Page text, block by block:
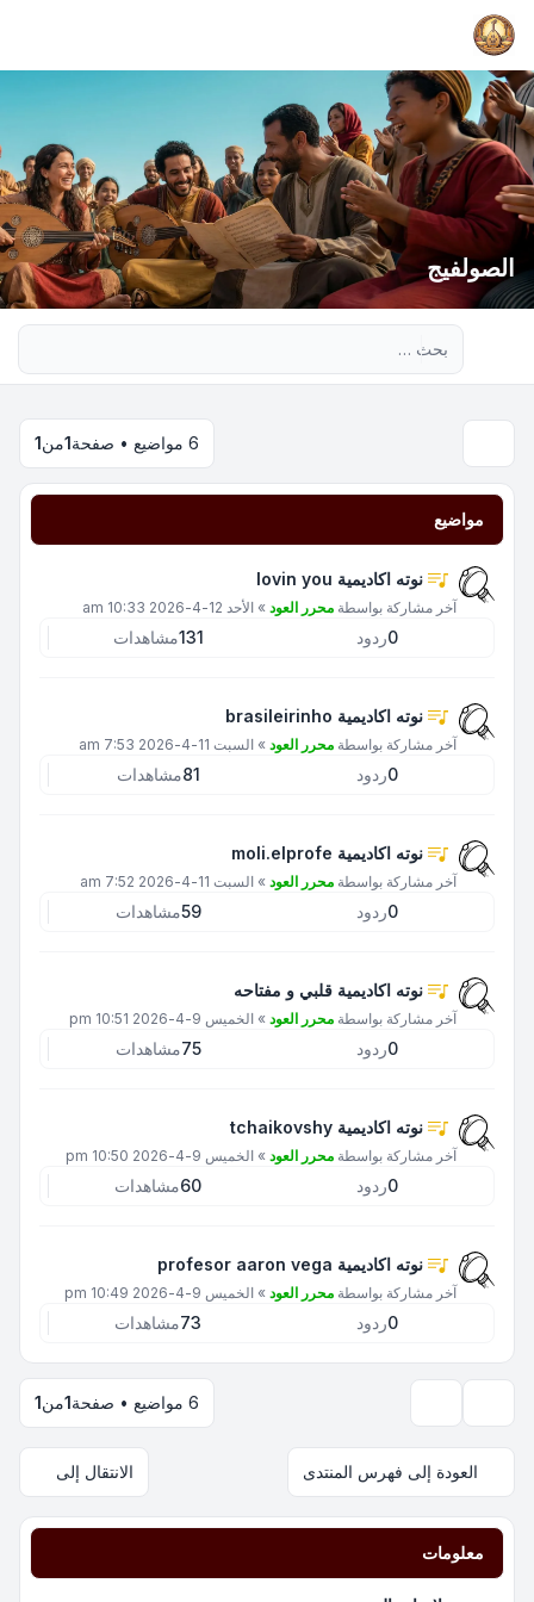
الصولفيج
6 مواضيع • صفحة 1من1
مواضيع
نوته اكاديمية lovin you
آخر مشاركة بواسطة محرر العود » الأحد 12-4-2026 10:33 am
0ردود 131مشاهدات
نوته اكاديمية brasileirinho
آخر مشاركة بواسطة محرر العود » السبت 11-4-2026 7:53 am
0ردود 81مشاهدات
نوته اكاديمية moli.elprofe
آخر مشاركة بواسطة محرر العود » السبت 11-4-2026 7:52 am
0ردود 59مشاهدات
نوته اكاديمية قلبي و مفتاحه
آخر مشاركة بواسطة محرر العود » الخميس 9-4-2026 10:51 pm
0ردود 75مشاهدات
نوته اكاديمية tchaikovshy
آخر مشاركة بواسطة محرر العود » الخميس 9-4-2026 10:50 pm
0ردود 60مشاهدات
نوته اكاديمية profesor aaron vega
آخر مشاركة بواسطة محرر العود » الخميس 9-4-2026 10:49 pm
0ردود 73مشاهدات
6 مواضيع • صفحة 1من1
العودة إلى فهرس المنتدى الانتقال إلى
معلومات